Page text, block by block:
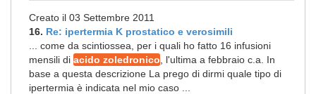
Creato il 03 Settembre 2011
16. Re: ipertermia K prostatico e verosimili
... come da scintiossea, per i quali ho fatto 16 infusioni
mensili di acido zoledronico , l'ultima a febbraio c.a. In
base a questa descrizione La prego di dirmi quale tipo di
ipertermia è indicata nel mio caso ...